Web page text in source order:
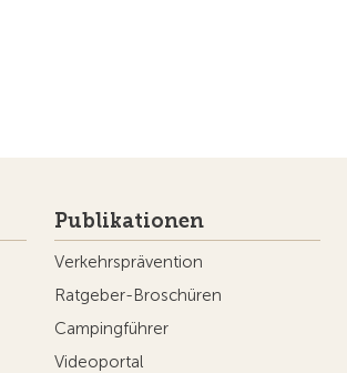
Publikationen
Verkehrsprävention
Ratgeber-Broschüren
Campingführer
Videoportal